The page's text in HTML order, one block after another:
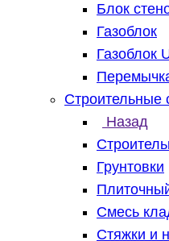
Блок
Газоблок
Газоблок
Строительные
Назад
Грунтовки
Смесь
Стяжки и